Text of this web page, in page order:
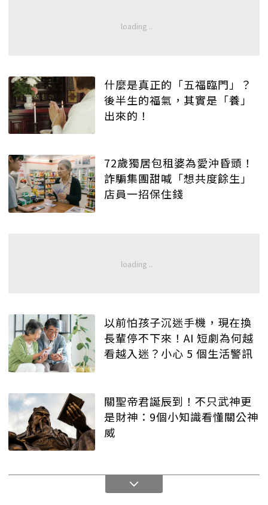
什麼是真正的「五福臨門」？
後半生的福氣，其實是「養」
出來的！
72歲獨居包租婆為愛沖昏頭！
詐騙集團甜喊「想共度餘生」
店員一招保住錢
以前怕孩子沉迷手機，現在換
長輩停不下來！AI 短劇為何越
看越入迷？小心 5 個生活警訊
關聖帝君誕辰到！不只武神更
是財神：9個小知識看懂關公神
威